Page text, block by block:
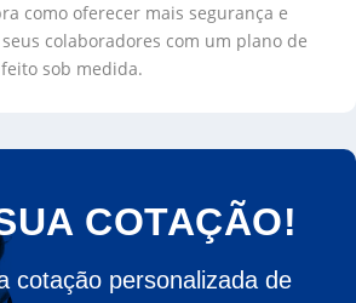
como oferecer mais segurança e
colaboradores com um plano de
sob medida.
COTAÇÃO!
cotação personalizada de